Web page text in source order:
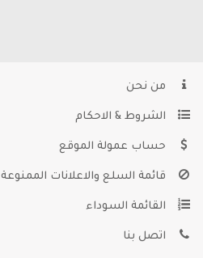
من نحن
الشروط & الاحكام
حساب عمولة الموقع
قائمة السلع والاعلانات الممنوعة
القائمة السوداء
اتصل بنا